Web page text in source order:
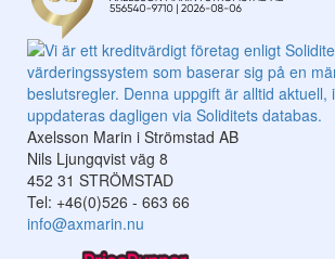
Axelsson Marin i Strömstad AB
Nils Ljungqvist väg 8
452 31 STRÖMSTAD
Tel: +46(0)526 - 663 66
info@axmarin.nu